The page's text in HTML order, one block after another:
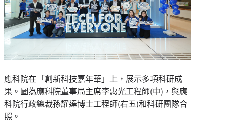
應科院在「創新科技嘉年華」上，展示多項科研成
果。圖為應科院董事局主席李惠光工程師(中)，與應
科院行政總裁孫耀達博士工程師(右五)和科研團隊合
照。